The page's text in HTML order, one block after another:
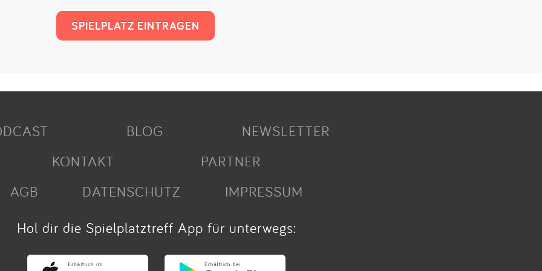
SPIELPLATZ EINTRAGEN
BLOG
NEWSLETTER
KONTAKT
PARTNER
AGB
DATENSCHUTZ
IMPRESSUM
Hol dir die Spielplatztreff App für unterwegs: